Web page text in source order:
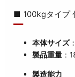
■ 100kgタイプ
本体サイズ
製品重量：
製造能力